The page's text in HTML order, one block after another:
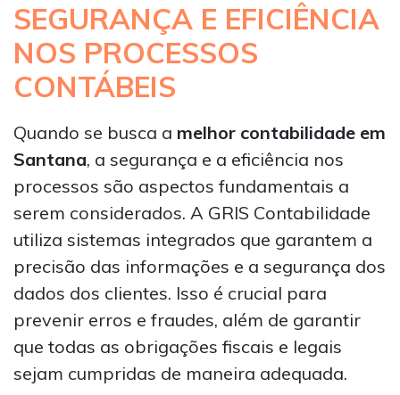
SEGURANÇA E EFICIÊNCIA
NOS PROCESSOS
CONTÁBEIS
Quando se busca a melhor contabilidade em
Santana, a segurança e a eficiência nos
processos são aspectos fundamentais a
serem considerados. A GRIS Contabilidade
utiliza sistemas integrados que garantem a
precisão das informações e a segurança dos
dados dos clientes. Isso é crucial para
prevenir erros e fraudes, além de garantir
que todas as obrigações fiscais e legais
sejam cumpridas de maneira adequada.